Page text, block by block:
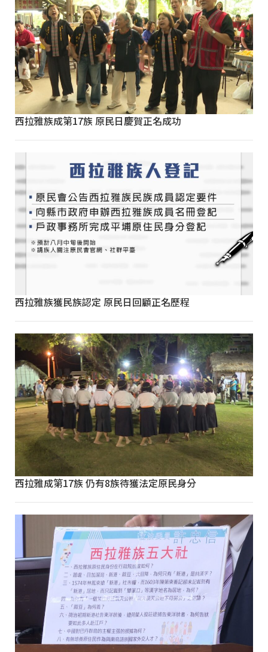
西拉雅族成第17族 原民日慶賀正名成功
西拉雅族獲民族認定 原民日回顧正名歷程
西拉雅成第17族 仍有8族待獲法定原民身分